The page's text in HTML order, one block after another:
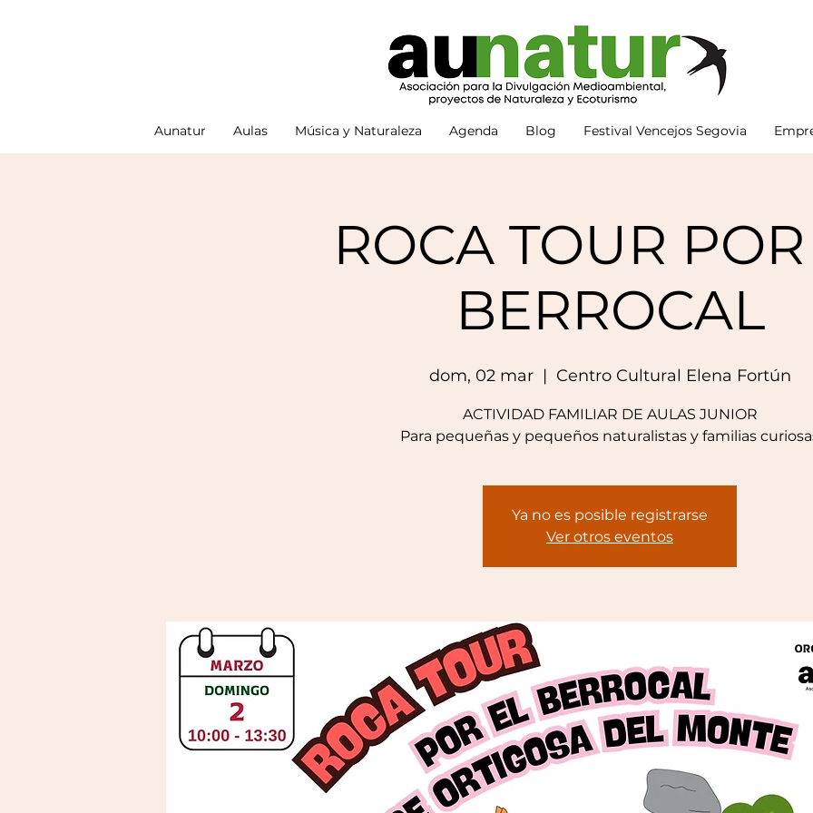
Aunatur Aulas Música y Naturaleza Agenda Blog Festival Vencejos Segovia
ROCA TOUR
BERROCAL
dom, 02 mar
  |
Centro Cultural Elena Fortún
ACTIVIDAD FAMILIAR DE AULAS JUNIOR
Para pequeñas y pequeños naturalistas y familias
Ya no es posible registrarse
Ver otros eventos